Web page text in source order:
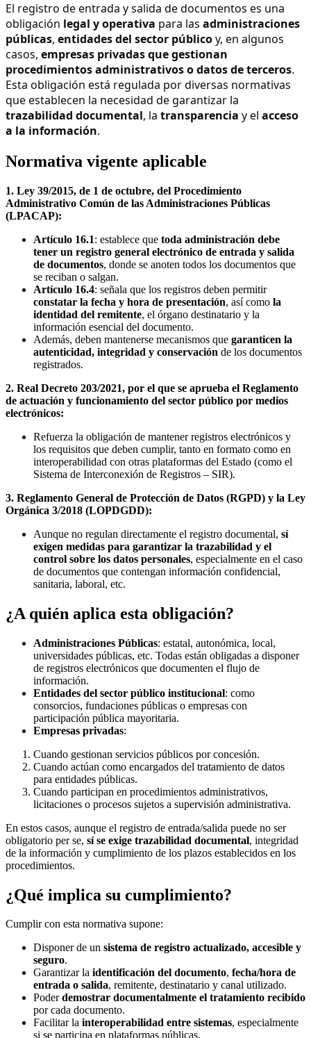
El registro de entrada y salida de documentos es una
obligación legal y operativa para las administraciones
públicas, entidades del sector públicoy, en algunos
casos, empresas privadas que gestionan
procedimientos administrativos o datos de terceros.
Esta obligación está regulada por diversas normativas
que establecen la necesidad de garantizar la
trazabilidad documental, la transparencia y el acceso
a la información.
Normativa vigente aplicable
1. Ley 39/2015, de 1 de octubre, del Procedimiento
Administrativo Común de las Administraciones Públicas
(LPACAP):
Artículo 16.1: establece que toda administración debe
tener un registro general electrónico de entrada y salida
de documentos, donde se anoten todos los documentos que
se reciban o salgan.
Artículo 16.4: señala que los registros deben permitir
constatar la fecha y hora de presentación, así como la
identidad del remitente, el órgano destinatario y la
información esencial del documento.
Además, deben mantenerse mecanismos que garanticen la
autenticidad, integridad y conservación de los documentos
registrados.
2. Real Decreto 203/2021, por el que se aprueba el Reglamento
de actuación y funcionamiento del sector público por medios
electrónicos:
Refuerza la obligación de mantener registros electrónicos y
los requisitos que deben cumplir, tanto en formato como en
interoperabilidad con otras plataformas del Estado (como el
Sistema de Interconexión de Registros – SIR).
3. Reglamento General de Protección de Datos (RGPD) y la Ley
Orgánica 3/2018 (LOPDGDD):
Aunque no regulan directamente el registro documental, sí
exigen medidas para garantizar la trazabilidad y el
control sobre los datos personales, especialmente en el caso
de documentos que contengan información confidencial,
sanitaria, laboral, etc.
¿A quién aplica esta obligación?
Administraciones Públicas: estatal, autonómica, local,
universidades públicas, etc. Todas están obligadas a disponer
de registros electrónicos que documenten el flujo de
información.
Entidades del sector público institucional: como
consorcios, fundaciones públicas o empresas con
participación pública mayoritaria.
Empresas privadas:
Cuando gestionan servicios públicos por concesión.
Cuando actúan como encargados del tratamiento de datos
para entidades públicas.
Cuando participan en procedimientos administrativos,
licitaciones o procesos sujetos a supervisión administrativa.
En estos casos, aunque el registro de entrada/salida puede no ser
obligatorio per se, sí se exige trazabilidad documental, integridad
de la información y cumplimiento de los plazos establecidos en los
procedimientos.
¿Qué implica su cumplimiento?
Cumplir con esta normativa supone:
Disponer de un sistema de registro actualizado, accesible y
seguro.
Garantizar la identificación del documento, fecha/hora de
entrada o salida, remitente, destinatario y canal utilizado.
Poderdemostrar documentalmente el tratamiento recibido
por cada documento.
Facilitar la interoperabilidad entre sistemas, especialmente
si se participa en plataformas públicas.